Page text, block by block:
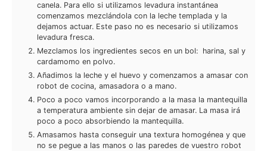
canela. Para ello si utilizamos levadura instantánea
comenzamos mezclándola con la leche templada y la
dejamos actuar. Este paso no es necesario si utilizamos
levadura fresca.
Mezclamos los ingredientes secos en un bol: harina, sal y
cardamomo en polvo.
Añadimos la leche y el huevo y comenzamos a amasar con
robot de cocina, amasadora o a mano.
Poco a poco vamos incorporando a la masa la mantequilla
a temperatura ambiente sin dejar de amasar. La masa irá
poco a poco absorbiendo la mantequilla.
Amasamos hasta conseguir una textura homogénea y que
no se pegue a las manos o las paredes de vuestro robot